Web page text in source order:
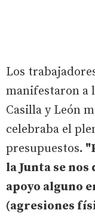
Los
manifestaron a
Casilla y León
celebraba el
presupuestos.
la Junta se
apoyo alguno
(agresiones